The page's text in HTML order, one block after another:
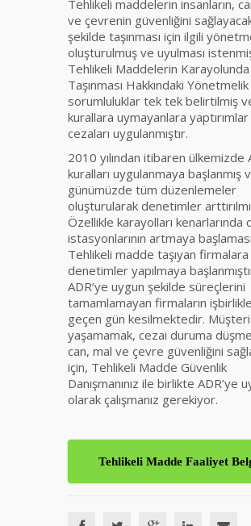
Tehlikeli maddelerin insanların,
ve çevrenin güvenliğini
şekilde taşınması için ilgili
oluşturulmuş ve uyulması
Tehlikeli Maddelerin Karayolunda
Taşınması Hakkındaki
sorumluluklar tek tek belirtilmiş
kurallara uymayanlara
cezaları uygulanmıştır.
2010 yılından itibaren ülkemizde
kuralları uygulanmaya başlanmış
günümüzde tüm düzenlemeler
oluşturularak denetimler
Özellikle karayolları kenarlarında
istasyonlarının artmaya
Tehlikeli madde taşıyan
denetimler yapılmaya
ADR’ye uygun şekilde süreçlerini
tamamlamayan firmaların
geçen gün kesilmektedir. Müşteri
yaşamamak, cezai duruma
can, mal ve çevre güvenliğini
için, Tehlikeli Madde Güvenlik
Danışmanınız ile birlikte ADR’ye
olarak çalışmanız gerekiyor.
Tehlikeli Madde Faaliyet